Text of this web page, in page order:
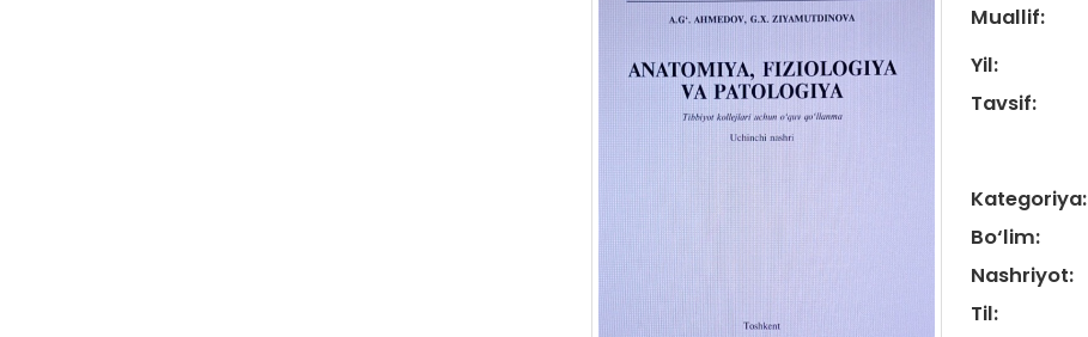
Muallif:
Yil:
Tavsif:
Kategoriya:
Bo‘lim:
Nashriyot:
Til: